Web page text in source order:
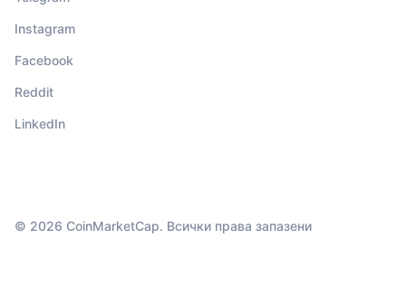
Instagram
Facebook
Reddit
LinkedIn
© 2026 CoinMarketCap. Всички права запазени